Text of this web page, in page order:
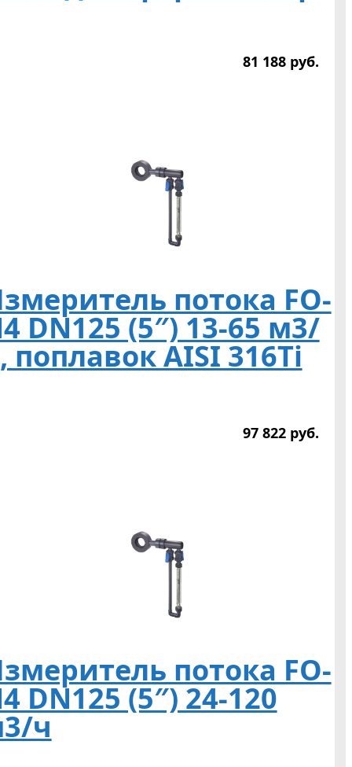
81 188 руб.
потока FO-
DN125 (5″) 13-65 м3/
поплавок AISI 316Ti
97 822 руб.
потока FO-
DN125 (5″) 24-120
ч